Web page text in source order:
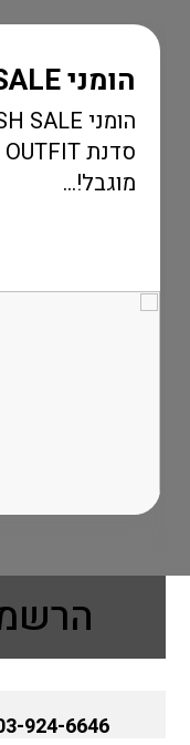
הומני FLASH SALE
מוגבל!...
924-6646